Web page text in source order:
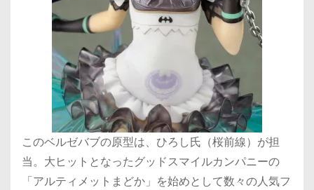
このベルゼバブの原型は、ひろし氏（桜前線）が担
当。大ヒットとなったグッドスマイルカンパニーの
「アルティメットまどか」を始めとして数々の人気フ